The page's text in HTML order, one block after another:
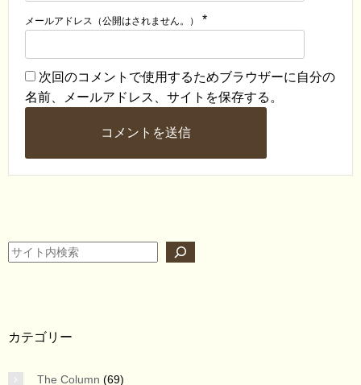
メールアドレス（公開はされません。） *
次回のコメントで使用するためブラウザーに自分の
名前、メールアドレス、サイトを保存する。
検索
カテゴリー
The Column (69)